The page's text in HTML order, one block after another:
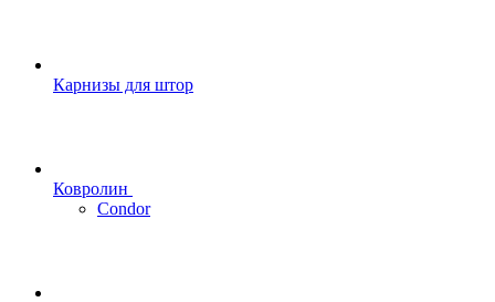
Карнизы для штор
Ковролин
Condor